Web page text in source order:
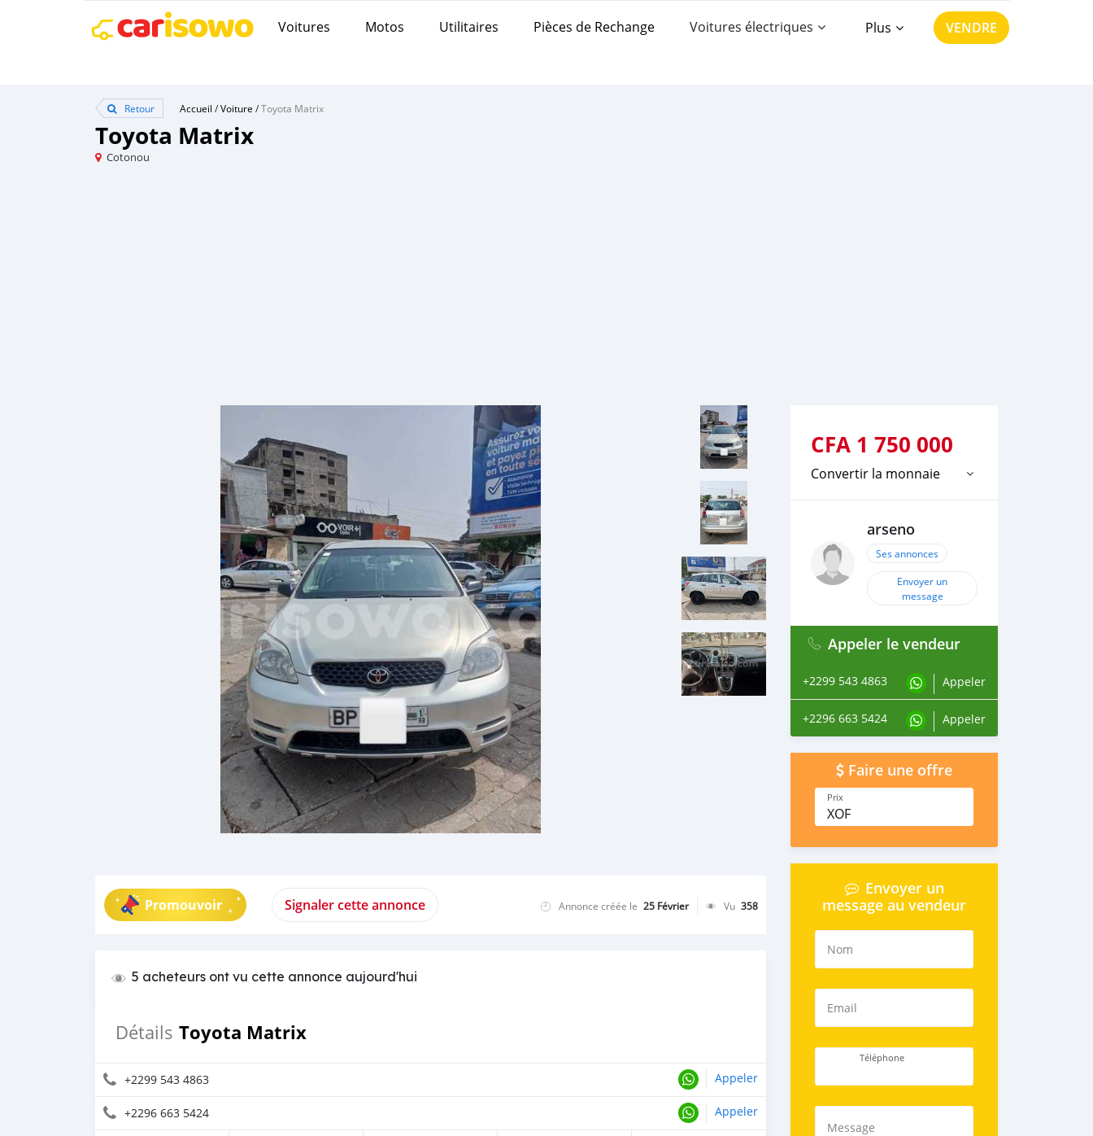
Voitures Motos Utilitaires Pièces de Rechange Voitures électriques Plus VENDRE
Retour Accueil /Voiture /Toyota Matrix
Toyota Matrix
Cotonou
Promouvoir Signaler cette annonce Annonce créée le 25 Février Vu 358
5 acheteurs ont vu cette annonce aujourd'hui
Détails Toyota Matrix
+2299 543 4863 Appeler
+2296 663 5424 Appeler
CFA 1 750 000
Convertir la monnaie
arseno
Ses annonces
Envoyer un
message
Appeler le vendeur
+2299 543 4863 Appeler
+2296 663 5424 Appeler
Faire une offre
Prix
XOF
Envoyer un
message au vendeur
Nom
Email
Téléphone
Message